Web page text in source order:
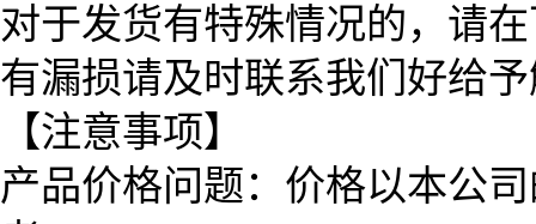
对于发货有特殊情况的，请
有漏损请及时联系我们好给
【注意事项】
产品价格问题：价格以本公